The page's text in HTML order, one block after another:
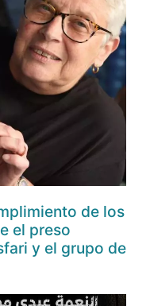
de los
el preso
y el grupo de